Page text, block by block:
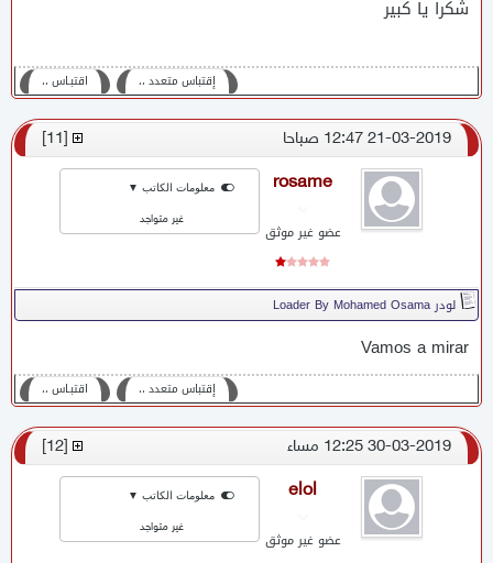
شكرا يا كبير
اقتبـاس ،، إقتباس متعدد ،،
21-03-2019 12:47 صباحا 11
rosame
عضو غير موثق
معلومات الكاتب ▼
غير متواجد
لودر Loader By Mohamed Osama
Vamos a mirar
اقتبـاس ،، إقتباس متعدد ،،
30-03-2019 12:25 مساء [
12
elol
عضو غير موثق
معلومات الكاتب ▼
غير متواجد